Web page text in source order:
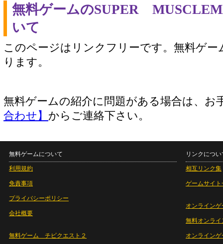
無料ゲームのSUPER
いて
このページはリンクフリーです。無料ゲー
ります。
無料ゲームの紹介に問題がある場合は、お
合わせ】 からご連絡下さい。
無料ゲームについて
利用規約
免責事項
プライバシーポリシー
会社概要
無料ゲーム チビクエスト２
リンクについ
相互リンク集
ゲームサイト
オンラインゲ
無料オンライ
オンライン